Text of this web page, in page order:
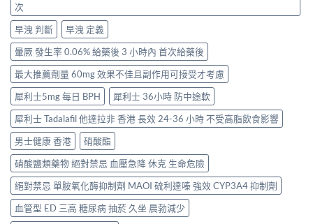
次
早洩 判斷
早洩 定義
暈厥 發生率 0.06% 給藥後 3 小時內 首次給藥後
最大推薦劑量 60mg 效果不佳且副作用可接受才考慮
犀利士5mg 每日 BPH
犀利士 36小時 防中途軟
犀利士 Tadalafil 他達拉非 香港 長效 24-36 小時 不受高脂飲食影響
男士健康 香港
硝酸酯
硝酸鹽類藥物 絕對禁忌 血壓急降 休克 生命危險
絕對禁忌 單胺氧化酶抑制劑 MAOI 硫利達嗪 強效 CYP3A4 抑制劑
血管型 ED 三高 糖尿病 抽菸 久坐 晨勃減少